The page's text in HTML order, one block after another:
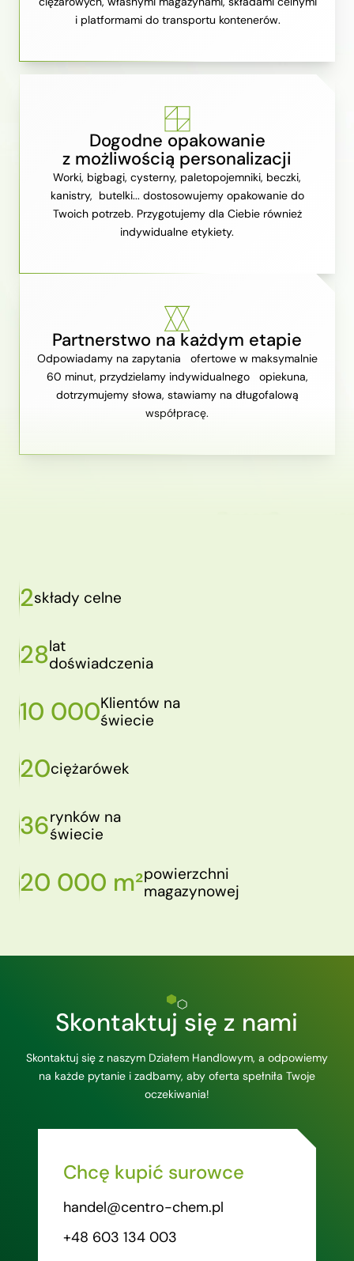
i platformami do transportu kontenerów.
Dogodne opakowanie
z możliwością personalizacji
Worki, bigbagi, cysterny, paletopojemniki, beczki,
kanistry, butelki... dostosowujemy opakowanie do
Twoich potrzeb. Przygotujemy dla Ciebie również
indywidualne etykiety.
Partnerstwo na każdym etapie
Odpowiadamy na zapytania ofertowe w maksymalnie
60 minut, przydzielamy indywidualnego opiekuna,
dotrzymujemy słowa, stawiamy na długofalową
współpracę.
2składy celne
28lat
doświadczenia
10 000Klientów na
świecie
20ciężarówek
36rynków na
świecie
20 000 m²powierzchni
magazynowej
Skontaktuj się z nami
Skontaktuj się z naszym Działem Handlowym, a odpowiemy
na każde pytanie i zadbamy, aby oferta spełniła Twoje
oczekiwania!
Chcę kupić surowce
handel@centro-chem.pl
+48 603 134 003